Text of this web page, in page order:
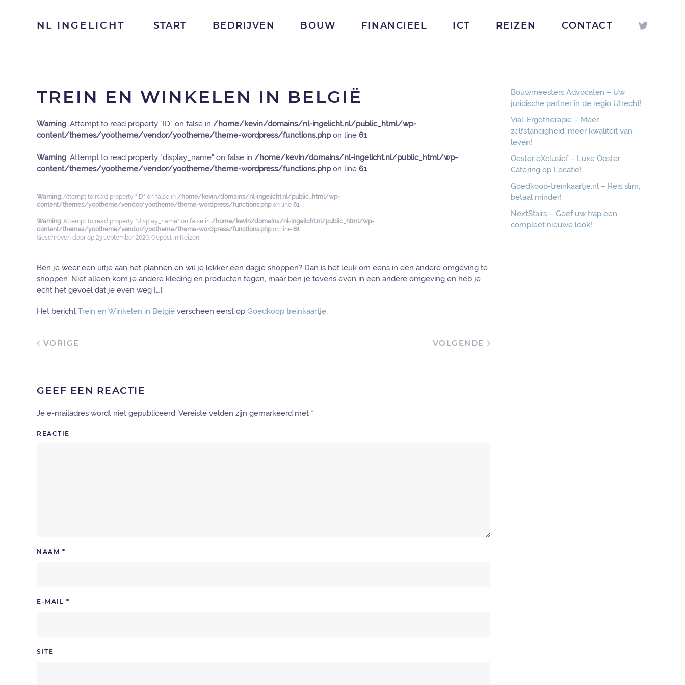
NL INGELICHT START BEDRIJVEN BOUW FINANCIEEL ICT REIZEN CONTACT
TREIN EN WINKELEN IN BELGIË
Warning: Attempt to read property "ID" on false in /home/kevin/domains/nl-ingelicht.nl/public_html/wp-
content/themes/yootheme/vendor/yootheme/theme-wordpress/functions.phpon line 61
Warning: Attempt to read property "display_name" on false in /home/kevin/domains/nl-ingelicht.nl/public_html/wp-
content/themes/yootheme/vendor/yootheme/theme-wordpress/functions.phpon line 61
Warning: Attempt to read property "ID" on false in /home/kevin/domains/nl-ingelicht.nl/public_html/wp-
content/themes/yootheme/vendor/yootheme/theme-wordpress/functions.phpon line 61
Warning: Attempt to read property "display_name" on false in /home/kevin/domains/nl-ingelicht.nl/public_html/wp-
content/themes/yootheme/vendor/yootheme/theme-wordpress/functions.phpon line 61
Geschreven door op 23 september 2020. Gepost in Reizen.
Ben je weer een uitje aan het plannen en wil je lekker een dagje shoppen? Dan is het leuk om eens in een andere omgeving te
shoppen. Niet alleen kom je andere kleding en producten tegen, maar ben je tevens even in een andere omgeving en heb je
echt het gevoel dat je even weg […]
Het bericht Trein en Winkelen in België verscheen eerst op Goedkoop treinkaartje.
VORIGE VOLGENDE
GEEF EEN REACTIE
Je e-mailadres wordt niet gepubliceerd. Vereiste velden zijn gemarkeerd met *
REACTIE
NAAM *
E-MAIL *
SITE
Bouwmeesters Advocaten – Uw
juridische partner in de regio Utrecht!
Vial-Ergotherapie – Meer
zelfstandigheid, meer kwaliteit van
leven!
Oester eXclusief – Luxe Oester
Catering op Locatie!
Goedkoop-treinkaartje.nl – Reis slim,
betaal minder!
NextStairs – Geef uw trap een
compleet nieuwe look!